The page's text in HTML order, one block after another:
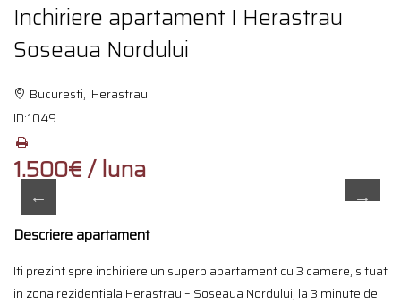
Inchiriere apartament I Herastrau
Soseaua Nordului
Bucuresti, Herastrau
ID:1049
1.500€ / luna
Descriere apartament
Iti prezint spre inchiriere un superb apartament cu 3 camere, situat
in zona rezidentiala Herastrau – Soseaua Nordului, la 3 minute de